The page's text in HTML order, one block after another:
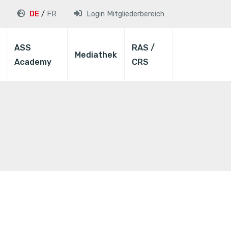
DE FR Login Mitgliederbereich
ASS
Academy
Mediathek
RAS /
CRS